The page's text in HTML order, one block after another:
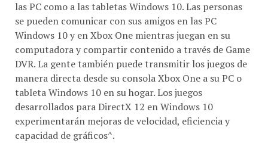
las PC como a las tabletas Windows 10. Las personas
se pueden comunicar con sus amigos en las PC
Windows 10 y en Xbox One mientras juegan en su
computadora y compartir contenido a través de Game
DVR. La gente también puede transmitir los juegos de
manera directa desde su consola Xbox One a su PC o
tableta Windows 10 en su hogar. Los juegos
desarrollados para DirectX 12 en Windows 10
experimentarán mejoras de velocidad, eficiencia y
capacidad de gráficos^.